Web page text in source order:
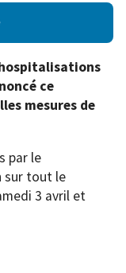
hospitalisations
ce
mesures de
par le
sur tout le
3 avril et